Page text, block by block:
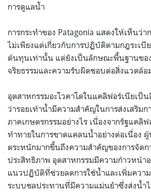
การดูแลน้ำ
การกระทำของ Patagonia แสดงให้เห็นว่า
ไม่เพียงแต่เกี่ยวกับการปฏิบัติตามกฎระเบี
ต้นทุนเท่านั้น แต่ยังเป็นลักษณะพื้นฐานขอ
จริยธรรมและความรับผิดชอบต่อสิ่งแวดล้อ
อุตสาหกรรมอะโวคาโดในแคลิฟอร์เนียเป็
ว่ารอยเท้าน้ำมีความสำคัญในการส่งเสริม
ภาคเกษตรกรรมอย่างไร เนื่องจากรัฐแคลิ
ท้าทายในการขาดแคลนน้ำอย่างต่อเนื่อง ผู้
ตระหนักมากขึ้นถึงความสำคัญของการจัดก
ประสิทธิภาพ อุตสาหกรรมมีความก้าวหน้า
แนวปฏิบัติที่ช่วยลดการใช้น้ำและเพิ่มควา
ระบบชลประทานที่มีความแม่นยำซึ่งส่งน้ำ